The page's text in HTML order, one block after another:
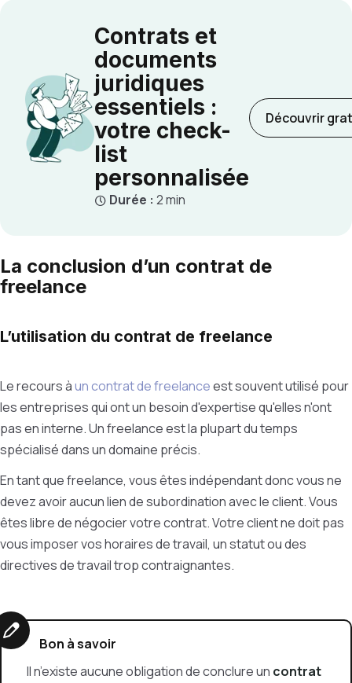
Contrats et
documents
juridiques
essentiels :
votre check-
list
personnalisée
Durée : 2 min
Découvrir
La conclusion d’un contrat de
freelance
L’utilisation du contrat de freelance
Le recours àun contrat de freelanceest souvent utilisé pour
les entreprises qui ont un besoin d'expertise qu'elles n'ont
pas en interne. Un freelance est la plupart du temps
spécialisé dans un domaine précis.
En tant que freelance, vous êtes indépendant donc vous ne
devez avoir aucun lien de subordination avec le client. Vous
êtes libre de négocier votre contrat. Votre client ne doit pas
vous imposer vos horaires de travail, un statut ou des
directives de travail trop contraignantes.
Bon à savoir
Il n’existe aucune obligation de conclure un contrat